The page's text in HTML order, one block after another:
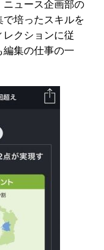
ュース企画部の
培ったスキルを
クションに従
集の仕事の一